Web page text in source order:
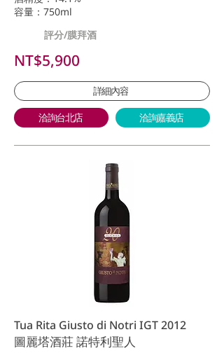
容量：750ml
評分/膜拜酒
NT$5,900
詳細內容
洽詢台北店 洽詢嘉義店
Tua Rita Giusto di Notri IGT 2012
圖麗塔酒莊 諾特利聖人